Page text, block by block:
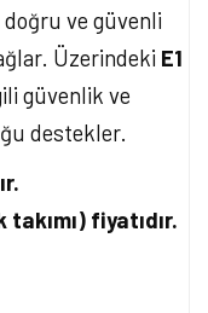
ve güvenli
Üzerindeki E1
güvenlik ve
destekler.
fiyatıdır.